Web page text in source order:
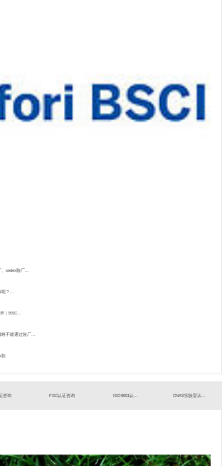
sedex验厂...
？...
｜BSC...
不能通过验厂...
款
咨询 FSC认证咨询 ISO9001认... CNAS实验室认...